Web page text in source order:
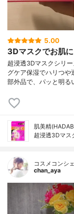
5.00
3Dマスクでお肌
超浸透3Dマスクシリ
グケア保湿でハリつや
部外品で、パッと明る
肌美精
超浸透3Dマス
コスメコンシ
chan_aya